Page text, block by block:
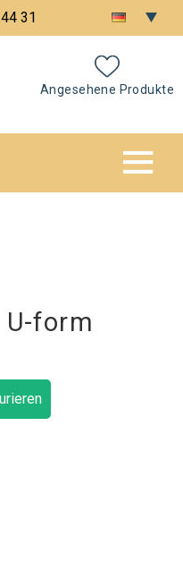
31
Angesehene Produkte
form